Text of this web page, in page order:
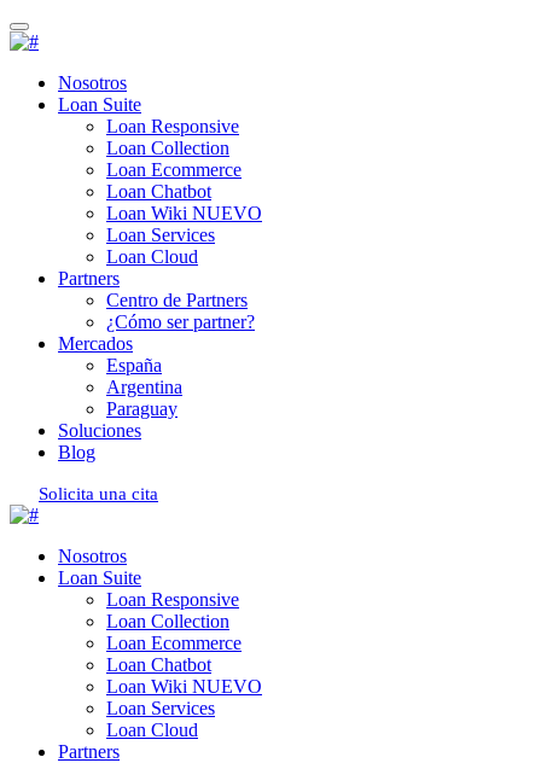
Nosotros
Loan Suite
Loan Responsive
Loan Collection
Loan Ecommerce
Loan Chatbot
Loan Wiki NUEVO
Loan Services
Loan Cloud
Partners
Centro de Partners
¿Cómo ser partner?
Mercados
España
Argentina
Paraguay
Soluciones
Blog
Solicita una cita
Nosotros
Loan Suite
Loan Responsive
Loan Collection
Loan Ecommerce
Loan Chatbot
Loan Wiki NUEVO
Loan Services
Loan Cloud
Partners